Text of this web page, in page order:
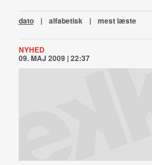
dato | alfabetisk | mest læste
NYHED
09. MAJ 2009 | 22:37